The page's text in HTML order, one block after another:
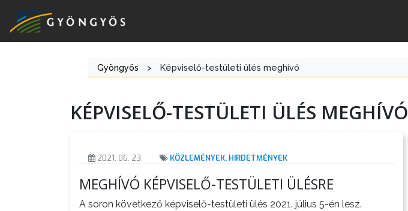
VÁROS
ÉRTÉKTÁRA
Gyöngyös > Képviselő-testületi ülés meghívó
KÉPVISELŐ-TESTÜLETI ÜLÉS MEGHÍVÓ
2021. 06. 23. KÖZLEMÉNYEK, HIRDETMÉNYEK
MEGHÍVÓ KÉPVISELŐ-TESTÜLETI ÜLÉSRE
A soron következő képviselő-testületi ülés 2021. július 5-én lesz.